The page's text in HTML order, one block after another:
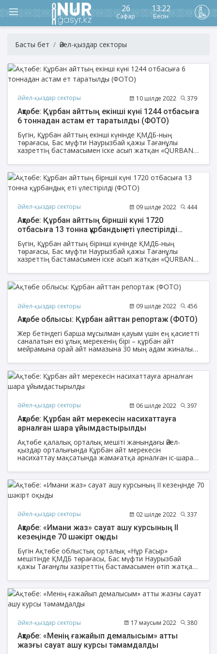
26
Сафар
13:22
Бесін
Басты бет Әйел-қыздар секторы
Әйел-қыздар секторы 10 шілде 2022 379
Ақтөбе: Құрбан айттың екінші күні 1244 отбасыға
6 тоннадан астам ет таратылды (ФОТО)
Бүгін, Құрбан айттың екінші күнінде ҚМДБ-ның
төрағасы, Бас мүфти Наурызбай қажы Тағанұлы
хазреттің бастамасымен іске асып жатқан «QURBAN-
Ақтөбе облысы өкілдігі бойынша 18 іс-шара
ұйымдастырылып, 180 уақ мал (қой), 18 ірі қара (сиыр)
құрбандыққа шалынып, 1244 отбасыға жеткізіліп, 6
тонна 516 кг құрбандық еті үлестірілді.
Әйел-қыздар секторы 09 шілде 2022 444
Ақтөбе: Құрбан айттың бірншіі күні 1720
отбасыға 13 тонна құрбандық еті үлестірілді
Бүгін, Құрбан айттың бірінші күнінде ҚМДБ-ның
төрағасы, Бас мүфти Наурызбай қажы Тағанұлы
хазреттің бастамасымен іске асып жатқан «QURBAN-
Ақтөбе облысы өкілдігі бойынша 22 іс-шара
ұйымдастырылып, 338 уақ мал (қой, тоқты, ешкі), 40
ірі қара (сиыр) және 1 түйе құрбандыққа шалынып,
үлестірілді.
Әйел-қыздар секторы 09 шілде 2022 456
Ақтөбе облысы: Құрбан айттан репортаж (ФОТО)
Жер бетіндегі барша мұсылман қауым үшін ең қасиетті
саналатын екі ұлық мерекенің бірі – құрбан айт
мейрамына орай айт намазына 30 мың адам жиналып,
өтті.
Әйел-қыздар секторы 06 шілде 2022 397
Ақтөбе: Құрбан айт мерекесін насихаттауға
арналған шара ұйымдастырылды
Ақтөбе қалалық орталық мешіті жанындағы Әйел-
қыздар орталығында Құрбан айт мерекесін
насихаттау мақсатында жамағатқа арналған іс-шара
Әйел-қыздар секторы 02 шілде 2022 337
Ақтөбе: «Имани жаз» сауат ашу курсының ІІ
кезеңінде 70 шәкірт оқыды
Бүгін Ақтөбе облыстық орталық «Нұр Ғасыр»
мешітінде ҚМДБ төрағасы, Бас мүфти Наурызбай
қажы Тағанұлы хазіреттің бастамасымен өтіп жатқан
кезеңін мектеп жасындағы 25 ұл, 45 қыз бала
тәмамдады.
Әйел-қыздар секторы 17 маусым 2022 380
Ақтөбе: «Менің ғажайып демалысым» атты
жазғы сауат ашу курсы тәмамдалды